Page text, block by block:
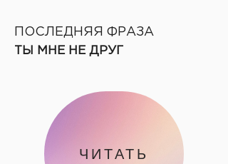
ПОСЛЕДНЯЯ ФРАЗА
ТЫ МНЕ НЕ ДРУГ
ЧИТАТЬ